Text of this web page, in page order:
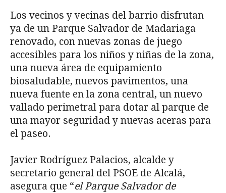
Los vecinos y vecinas del barrio disfrutan
ya de un Parque Salvador de Madariaga
renovado, con nuevas zonas de juego
accesibles para los niños y niñas de la zona,
una nueva área de equipamiento
biosaludable, nuevos pavimentos, una
nueva fuente en la zona central, un nuevo
vallado perimetral para dotar al parque de
una mayor seguridad y nuevas aceras para
el paseo.
Javier Rodríguez Palacios, alcalde y
secretario general del PSOE de Alcalá,
asegura que “el Parque Salvador de